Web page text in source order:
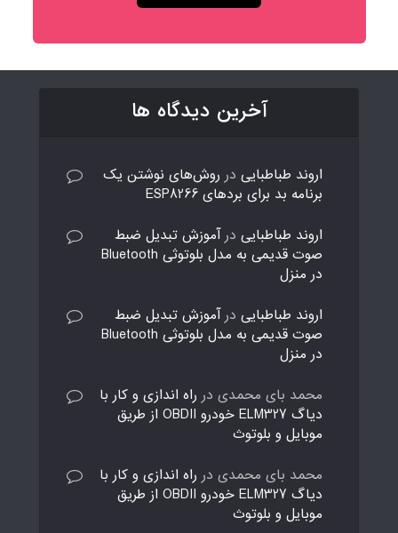
آخرین دیدگاه ها
اروند طباطبایی در روش‌های نوشتن یک
برنامه بد برای بردهای ESP8266
اروند طباطبایی درآموزش تبدیل ضبط
صوت قدیمی به مدل بلوتوثی Bluetooth
در منزل
اروند طباطبایی درآموزش تبدیل ضبط
صوت قدیمی به مدل بلوتوثی Bluetooth
در منزل
محمد بای محمدی در راه اندازی و کار با
دیاگ ELM327 خودرو OBDII از طریق
موبایل و بلوتوث
محمد بای محمدی در راه اندازی و کار با
دیاگ ELM327 خودرو OBDII از طریق
موبایل و بلوتوث